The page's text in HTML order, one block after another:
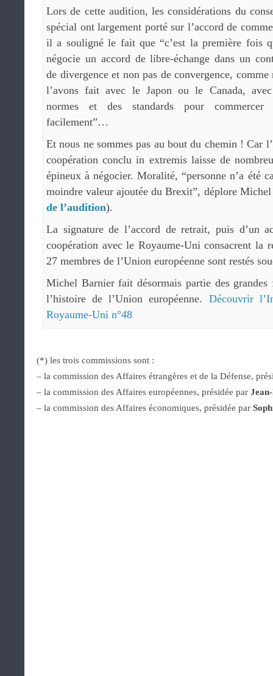
Lors de cette audition, les considérations du
spécial ont largement porté sur l’accord de
il a souligné le fait que “c’est la première fois
négocie un accord de libre-échange dans un
de divergence et non pas de convergence, comme
l’avons fait avec le Japon ou le Canada,
normes et des standards pour commercer
facilement”…
Et nous ne sommes pas au bout du chemin ! Car
coopération conclu in extremis laisse de
épineux à négocier. Moralité, “personne n’a été
moindre valeur ajoutée du Brexit”, déplore
de l’audition).
La signature de l’accord de retrait, puis d’un
coopération avec le Royaume-Uni consacrent la
27 membres de l’Union européenne sont restés
Michel Barnier fait désormais partie des
l’histoire de l’Union européenne. Découvrir
Royaume-Uni n°48
(*) les trois commissions sont :
– la commission des Affaires étrangères et de la Défense,
– la commission des Affaires européennes, présidée par
– la commission des Affaires économiques, présidée par